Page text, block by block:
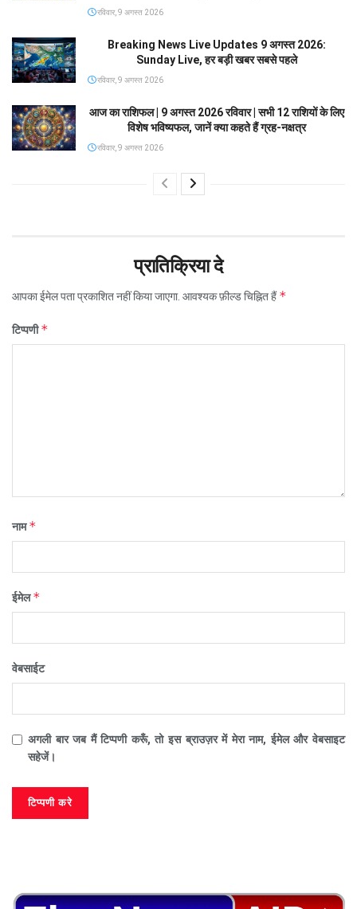
रविवार, 9 अगस्त 2026
Breaking News Live Updates 9 अगस्त 2026:
Sunday Live, हर बड़ी खबर सबसे पहले
रविवार, 9 अगस्त 2026
आज का राशिफल | 9 अगस्त 2026 रविवार | सभी 12 राशियों के लिए
विशेष भविष्यफल, जानें क्या कहते हैं ग्रह-नक्षत्र
रविवार, 9 अगस्त 2026
प्रातिक्रिया दे
आपका ईमेल पता प्रकाशित नहीं किया जाएगा. आवश्यक फ़ील्ड चिह्नित हैं*
टिप्पणी*
नाम*
ईमेल*
वेबसाईट
अगली बार जब मैं टिप्पणी करूँ, तो इस ब्राउज़र में मेरा नाम, ईमेल और वेबसाइट
सहेजें।